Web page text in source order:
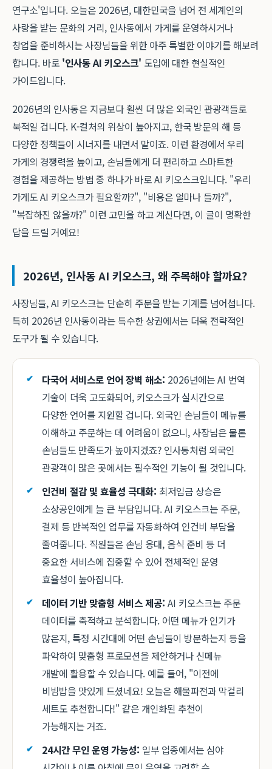
연구소'입니다. 오늘은 2026년, 대한민국을 넘어 전 세계인의
사랑을 받는 문화의 거리, 인사동에서 가게를 운영하시거나
창업을 준비하시는 사장님들을 위한 아주 특별한 이야기를 해보려
합니다. 바로 '인사동 AI 키오스크' 도입에 대한 현실적인
가이드입니다.
2026년의 인사동은 지금보다 훨씬 더 많은 외국인 관광객들로
북적일 겁니다. K-컬처의 위상이 높아지고, 한국 방문의 해 등
다양한 정책들이 시너지를 내면서 말이죠. 이런 환경에서 우리
가게의 경쟁력을 높이고, 손님들에게 더 편리하고 스마트한
경험을 제공하는 방법 중 하나가 바로 AI 키오스크입니다. "우리
가게도 AI 키오스크가 필요할까?", "비용은 얼마나 들까?",
"복잡하진 않을까?" 이런 고민을 하고 계신다면, 이 글이 명확한
답을 드릴 거예요!
2026년, 인사동 AI 키오스크, 왜 주목해야 할까요?
사장님들, AI 키오스크는 단순히 주문을 받는 기계를 넘어섭니다.
특히 2026년 인사동이라는 특수한 상권에서는 더욱 전략적인
도구가 될 수 있습니다.
다국어 서비스로 언어 장벽 해소: 2026년에는 AI 번역
기술이 더욱 고도화되어, 키오스크가 실시간으로
다양한 언어를 지원할 겁니다. 외국인 손님들이 메뉴를
이해하고 주문하는 데 어려움이 없으니, 사장님은 물론
손님들도 만족도가 높아지겠죠? 인사동처럼 외국인
관광객이 많은 곳에서는 필수적인 기능이 될 것입니다.
인건비 절감 및 효율성 극대화: 최저임금 상승은
소상공인에게 늘 큰 부담입니다. AI 키오스크는 주문,
결제 등 반복적인 업무를 자동화하여 인건비 부담을
줄여줍니다. 직원들은 손님 응대, 음식 준비 등 더
중요한 서비스에 집중할 수 있어 전체적인 운영
효율성이 높아집니다.
데이터 기반 맞춤형 서비스 제공: AI 키오스크는 주문
데이터를 축적하고 분석합니다. 어떤 메뉴가 인기가
많은지, 특정 시간대에 어떤 손님들이 방문하는지 등을
파악하여 맞춤형 프로모션을 제안하거나 신메뉴
개발에 활용할 수 있습니다. 예를 들어, "이전에
비빔밥을 맛있게 드셨네요! 오늘은 해물파전과 막걸리
세트도 추천합니다!" 같은 개인화된 추천이
가능해지는 거죠.
24시간 무인 운영 가능성: 일부 업종에서는 심야